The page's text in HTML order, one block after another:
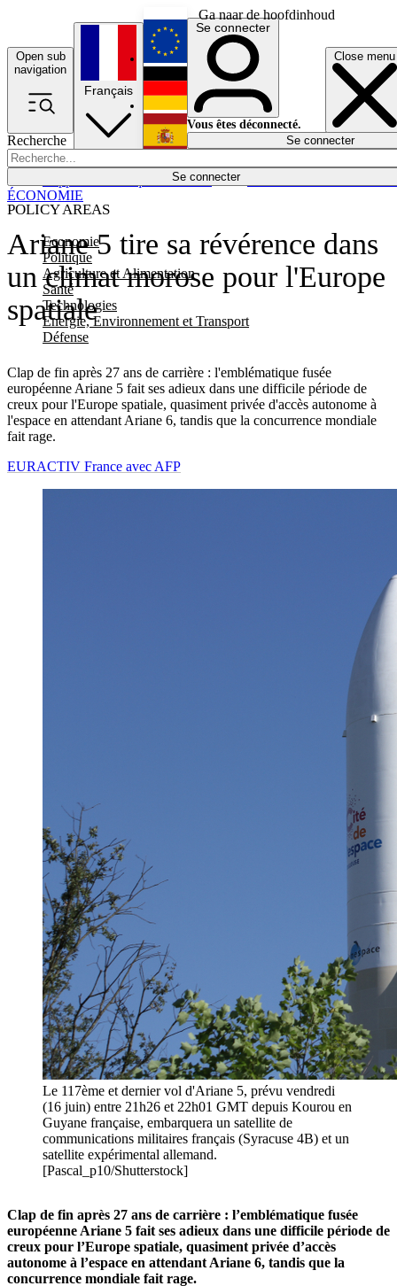
Ga naar de hoofdinhoud
Open sub
navigation
Close menu
Recherche
Se connecter
POLICY AREAS
Economie
Politique
Agriculture et Alimentation
Santé
Technologies
Energie, Environnement et Transport
Défense
Économie
Français
English
Deutsch
Español
Se connecter
Vous êtes déconnecté.
Se connecter
Ariane 5 tire sa révérence dans
un climat morose pour l'Europe
spatiale
Clap de fin après 27 ans de carrière : l'emblématique fusée
européenne Ariane 5 fait ses adieux dans une difficile période de
creux pour l'Europe spatiale, quasiment privée d'accès autonome à
l'espace en attendant Ariane 6, tandis que la concurrence mondiale
fait rage.
ÉCONOMIE
EURACTIV France avec AFP
Le 117ème et dernier vol d'Ariane 5, prévu vendredi
(16 juin) entre 21h26 et 22h01 GMT depuis Kourou en
Guyane française, embarquera un satellite de
communications militaires français (Syracuse 4B) et un
satellite expérimental allemand.
[Pascal_p10/Shutterstock]
Clap de fin après 27 ans de carrière : l’emblématique fusée
européenne Ariane 5 fait ses adieux dans une difficile période de
creux pour l’Europe spatiale, quasiment privée d’accès
autonome à l’espace en attendant Ariane 6, tandis que la
concurrence mondiale fait rage.